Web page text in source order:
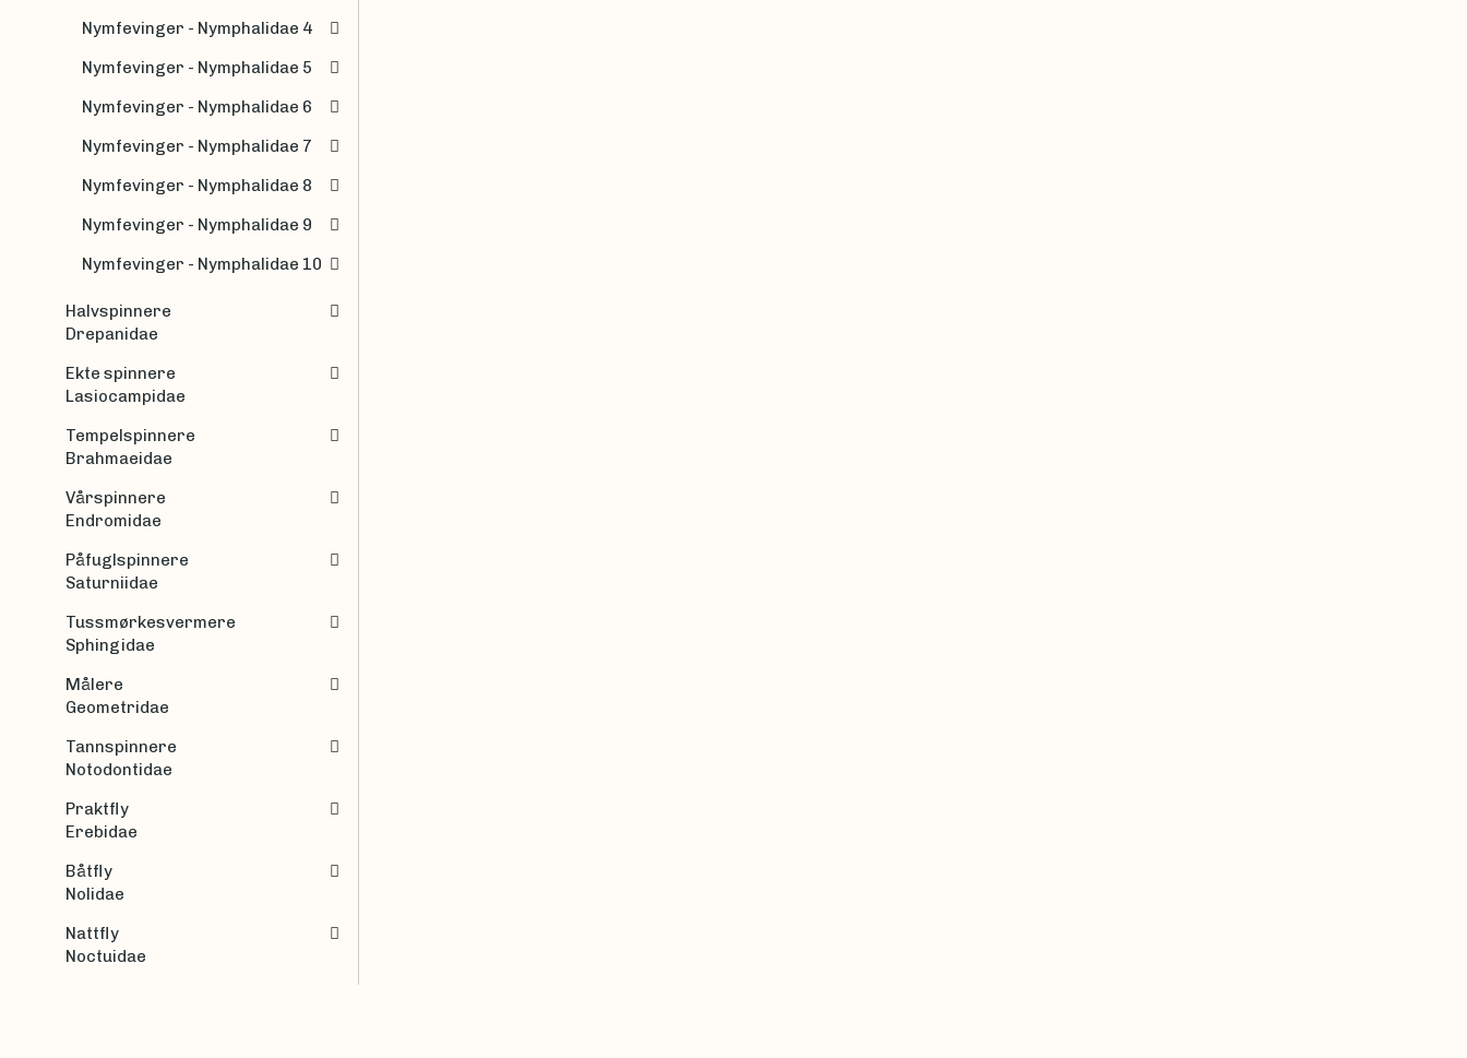
Nymfevinger - Nymphalidae 4
Nymfevinger - Nymphalidae 5
Nymfevinger - Nymphalidae 6
Nymfevinger - Nymphalidae 7
Nymfevinger - Nymphalidae 8
Nymfevinger - Nymphalidae 9
Nymfevinger - Nymphalidae 10
Halvspinnere
Drepanidae
Ekte spinnere
Lasiocampidae
Tempelspinnere
Brahmaeidae
Vårspinnere
Endromidae
Påfuglspinnere
Saturniidae
Tussmørkesvermere
Sphingidae
Målere
Geometridae
Tannspinnere
Notodontidae
Praktfly
Erebidae
Båtfly
Nolidae
Nattfly
Noctuidae